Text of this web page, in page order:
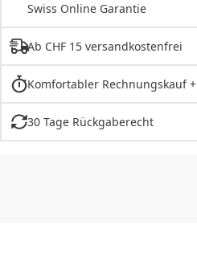
Swiss Online Garantie
Ab CHF 15 versandkostenfrei
Komfortabler Rechnungskauf
30 Tage Rückgaberecht